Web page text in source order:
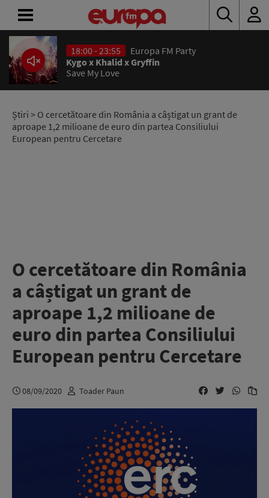
18:00 - 23:55
Europa FM Party
Kygo x Khalid x Gryffin
Save My Love
Știri > O cercetătoare din România a câștigat un grant de
aproape 1,2 milioane de euro din partea Consiliului
European pentru Cercetare
O cercetătoare din România
a câștigat un grant de
aproape 1,2 milioane de
euro din partea Consiliului
European pentru Cercetare
08/09/2020 Toader Paun
ACASĂ
ȘTIRI
RADIO
CONCURSURI